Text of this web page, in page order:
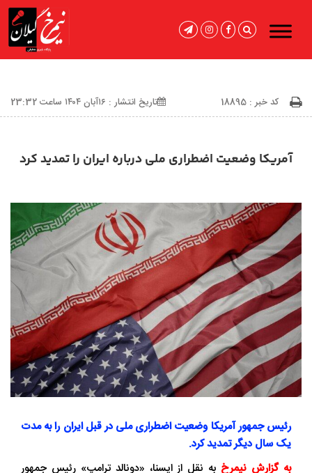
کد خبر : 18895 تاریخ انتشار : ۱۶آبان ۱۴۰۴ ساعت 23:32
آمریکا وضعیت اضطراری ملی درباره ایران را تمدید کرد
رئیس جمهور آمریکا وضعیت اضطراری ملی در قبل ایران را به مدت
یک سال دیگر تمدید کرد.
به گزارش نیمرخ به نقل از ایسنا، «دونالد ترامپ» رئیس جمهور